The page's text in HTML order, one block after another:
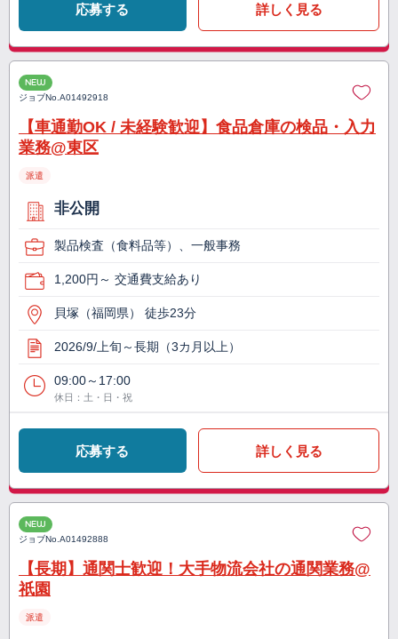
応募する 詳しく見る
NEW
ジョブNo.A01492918
【車通勤OK / 未経験歓迎】食品倉庫の検品・入力
業務@東区
派遣
非公開
製品検査（食料品等）、一般事務
1,200円～ 交通費支給あり
貝塚（福岡県） 徒歩23分
2026/9/上旬～長期（3カ月以上）
09:00～17:00
休日：土・日・祝
応募する 詳しく見る
NEW
ジョブNo.A01492888
【長期】通関士歓迎！大手物流会社の通関業務@
祇園
派遣